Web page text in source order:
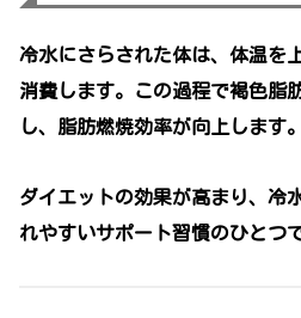
冷水にさらされた体は、体温を
消費します。この過程で褐色脂
し、脂肪燃焼効率が向上します。
ダイエットの効果が高まり、冷
れやすいサポート習慣のひとつ